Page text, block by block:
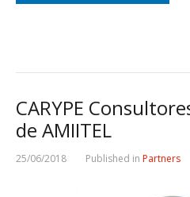
CARYPE
de AMIITEL
25/06/2018 Published in Partners